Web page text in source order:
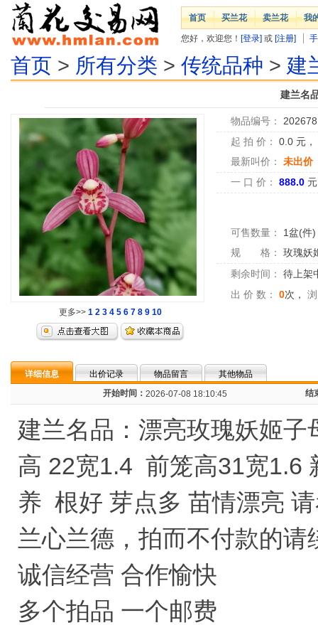
首页 买兰花 卖兰花 我
您好，欢迎您！ [登录] 或 [注册]
首页 > 所有分类 > 传统品种 > 建
建兰名
更多>> 1 2 3 4 5 6 7 8 9 10
物品编号：
起 拍 价：
0.0 元，
最新叫价：
未出价
一 口 价：
888.0 元
可售数量： 1盆(件)
规 格：
玫瑰妖
剩余时间：
待上架
出 价 数：
0次，
详细信息 出价记录 物品留言
其他物品
开始时间： 2026-07-08 18:10:45 结
建兰名品：漂亮玫瑰妖姬
高 22宽1.4 前笼高31宽
养 根好 芽点多 苗情漂亮
兰心兰德，拍而不付款的请
诚信经营 合作愉快
多个拍品 一个邮费